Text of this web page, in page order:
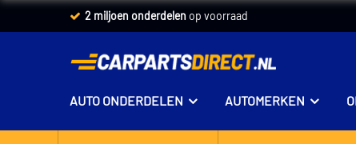
Vandaag besteld, morgen in huis *
AUTO ONDERDELEN AUTOMERKEN